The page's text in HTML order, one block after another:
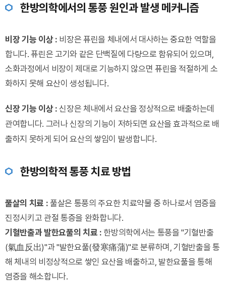
한방의학에서의 통풍 원인과 발생 메커니즘
비장 기능 이상 : 비장은 퓨린을 체내에서 대사하는 중요한 역할을
합니다. 퓨린은 고기와 같은 단백질에 다량으로 함유되어 있으며,
소화과정에서 비장이 제대로 기능하지 않으면 퓨린을 적절하게 소
화하지 못해 요산이 생성됩니다.
신장 기능 이상 :신장은 체내에서 요산을 정상적으로 배출하는데
관여합니다. 그러나 신장의 기능이 저하되면 요산을 효과적으로 배
출하지 못하게 되어 요산의 쌓임이 발생합니다.
한방의학적 통풍 치료 방법
풀살의 치료 : 풀살은 통풍의 주요한 치료약물 중 하나로서 염증을
진정시키고 관절 통증을 완화합니다.
기혈반출과 발한요풀의 치료 : 한방의학에서는 통풍을 "기혈반출
(氣血反出)"과 "발한요풀(發寒痛蒲)"로 분류하며, 기혈반출을 통
해 체내의 비정상적으로 쌓인 요산을 배출하고, 발한요풀을 통해
염증을 해소합니다.